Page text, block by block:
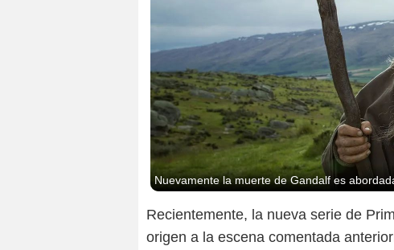
Nuevamente la muerte de Gandalf es
Recientemente, la nueva serie de
origen a la escena comentada
Warner